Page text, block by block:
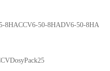
8HACCV6-50-8HADV6-50-8HA